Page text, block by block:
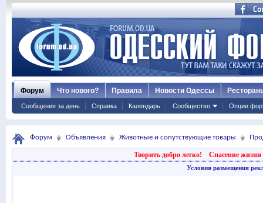
Форум
Сообщения за день Справка Календарь Сообщество Опции
Что нового? Правила Новости Одессы
Форум Объявления Животные и сопутствующие товары
Творить добро легко! Спасение жизни
Условия размещения